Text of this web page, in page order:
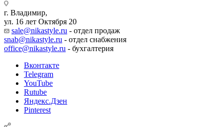
г. Владимир,
ул. 16 лет Октября 20
sale@nikastyle.ru - отдел продаж
snab@nikastyle.ru - отдел снабжения
office@nikastyle.ru - бухгалтерия
Вконтакте
Telegram
YouTube
Rutube
Яндекс.Дзен
Pinterest